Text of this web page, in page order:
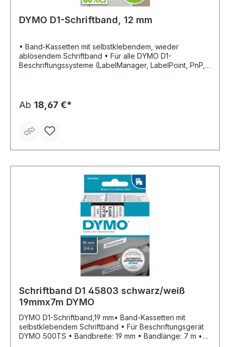
DYMO D1-Schriftband, 12 mm
• Band-Kassetten mit selbstklebendem, wieder
ablösendem Schriftband • Für alle DYMO D1-
Beschriftungssysteme (LabelManager, LabelPoint, PnP,
Ab 18,67 €*
Schriftband D1 45803 schwarz/weiß
19mmx7m DYMO
DYMO D1-Schriftband,19 mm• Band-Kassetten mit
selbstklebendem Schriftband • Für Beschriftungsgerät
DYMO 500TS • Bandbreite: 19 mm • Bandlänge: 7 m •